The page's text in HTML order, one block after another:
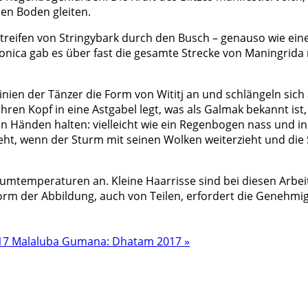
Boden gleiten.
von Stringybark durch den Busch – genauso wie
gab es über fast die gesamte Strecke von
der Tänzer die Form von Wititj an und schlängeln
Kopf in eine Astgabel legt, was als Galmak bekannt
halten: vielleicht wie ein Regenbogen nass und
wenn der Sturm mit seinen Wolken weiterzieht und
an. Kleine Haarrisse sind bei diesen
der Abbildung, auch von Teilen, erfordert die
Malaluba Gumana: Dhatam 2017 »